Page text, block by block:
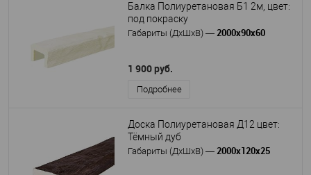
Балка Полиуретановая Б1 2м, цвет:
под покраску
Габариты (ДхШхВ) — 2000х90х60
1 900 руб.
Подробнее
Доска Полиуретановая Д12 цвет:
Тёмный дуб
Габариты (ДхШхВ) — 2000х120х25